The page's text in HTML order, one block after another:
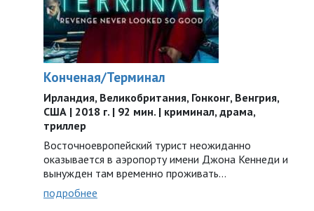
Конченая/Терминал
Ирландия, Великобритания, Гонконг, Венгрия,
США | 2018 г. | 92 мин. | криминал, драма,
триллер
Восточноевропейский турист неожиданно
оказывается в аэропорту имени Джона Кеннеди и
вынужден там временно проживать…
подробнее